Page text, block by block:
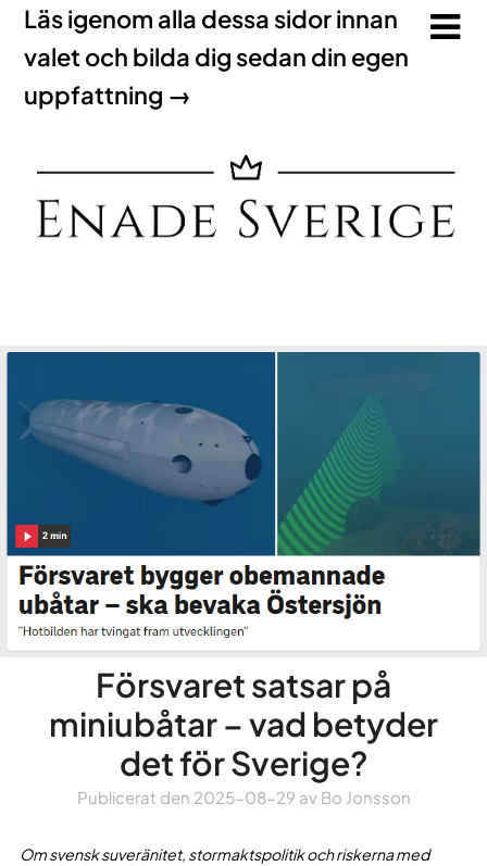
Läs igenom alla dessa sidor innan
valet och bilda dig sedan din egen
uppfattning →
Försvaret satsar på
miniubåtar – vad betyder
det för Sverige?
Publicerat den 2025-08-29 av Bo Jonsson
Om svensk suveränitet, stormaktspolitik och riskerna med